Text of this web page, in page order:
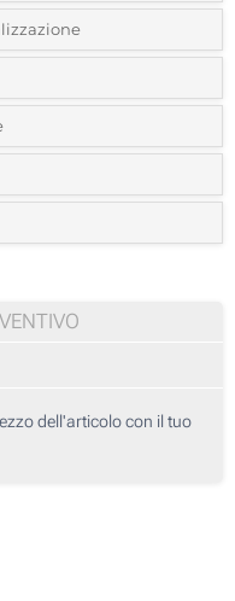
del vostro logo:
standard
dell'articolo con il tuo